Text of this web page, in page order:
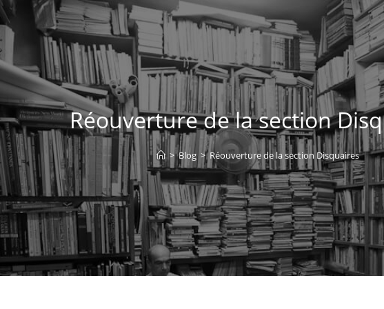
Réouverture de la section
> Blog > Réouverture de la section Disquaires